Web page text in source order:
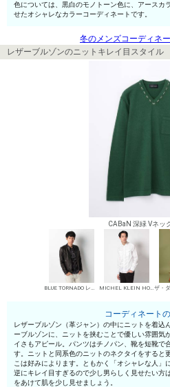
色については、黒白のモノトーン色に、アースカ
せたオシャレなカラーコーディネートです。
冬のメンズコーディネ
レザーブルゾンのニットキレイ目スタイル
CABaN 深緑 Vネッ
BLUE TORNADO レザーブルゾン MICHEL KLEIN HOMME シャツ
コーディネート
レザーブルゾン（革ジャン）の中にニットを着込
ーブルゾンに、ニットを挟むことで優しい雰囲気
イさもアピール。パンツはチノパン、靴を短靴で
す。ニットと同系色のニットのネクタイをすると
こは好みによります。ともかく「オシャレな人」
逆にキレイ目すぎるので少し男らしく見せたい方
をあけて肌を少し見せましょう。